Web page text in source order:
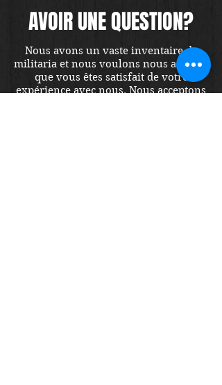
AVOIR UNE QUESTION?
Nous avons un vaste inventaire de
militaria et nous voulons nous assurer
que vous êtes satisfait de votre
expérience avec nous. Nous acceptons